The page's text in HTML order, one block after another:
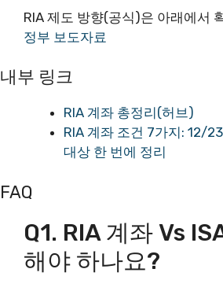
RIA 제도 방향(공식)은 아래에서
정부 보도자료
내부 링크
RIA 계좌 총정리(허브)
RIA 계좌 조건 7가지: 12/
대상 한 번에 정리
FAQ
Q1. RIA 계좌 Vs
해야 하나요?